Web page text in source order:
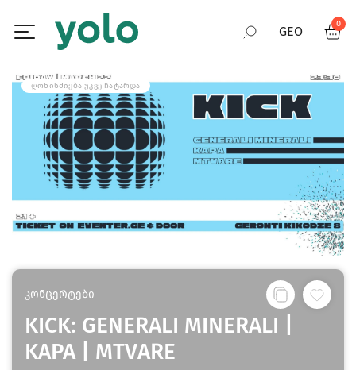
GEO
RUS
0
ᲦᲝᲜᲘᲡᲫᲘᲔᲑᲐ ᲣᲙᲕᲔ ᲩᲐᲢᲐᲠᲓᲐ
კონცერტები
KICK: GENERALI MINERALI |
KAPA | MTVARE